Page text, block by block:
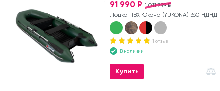
1 011 799 ₽
91 990 ₽
Лодка ПВХ Юкона (YUKONA) 360 НДНД
1 отзыв
В наличии
Купить